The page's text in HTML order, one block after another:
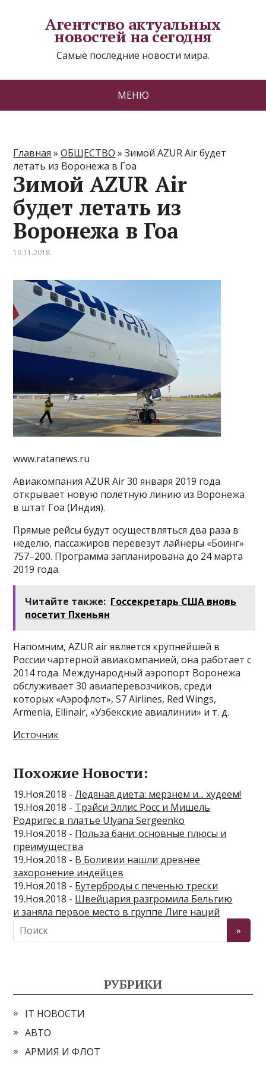
Агентство актуальных
новостей на сегодня
Самые последние новости мира.
МЕНЮ
Главная »ОБЩЕСТВО »Зимой AZUR Аir будет
летать из Воронежа в Гоа
Зимой AZUR Аir
будет летать из
Воронежа в Гоа
19.11.2018
www.ratanews.ru
Авиакомпания AZUR Air 30 января 2019 года
открывает новую полётную линию из Воронежа
в штат Гоа (Индия).
Прямые рейсы будут осуществляться два раза в
неделю, пассажиров перевезут лайнеры «Боинг»
757–200. Программа запланирована до 24 марта
2019 года.
Читайте также: Госсекретарь США вновь
посетит Пхеньян
Напомним, AZUR air является крупнейшей в
России чартерной авиакомпанией, она работает с
2014 года. Международный аэропорт Воронежа
обслуживает 30 авиаперевозчиков, среди
которых «Аэрофлот», S7 Airlines, Red Wings,
Armenia, Ellinair, «Узбекские авиалинии» и т. д.
Источник
Похожие Новости:
19.Ноя.2018 -Ледяная диета: мерзнем и... худеем!
19.Ноя.2018 - Трэйси Эллис Росс и Мишель
Родригес в платье Ulyana Sergeenko
19.Ноя.2018 - Польза бани: основные плюсы и
преимущества
19.Ноя.2018 - В Боливии нашли древнее
захоронение индейцев
19.Ноя.2018 - Бутерброды с печенью трески
19.Ноя.2018 - Швейцария разгромила Бельгию
и заняла первое место в группе Лиге наций
РУБРИКИ
IT НОВОСТИ
АВТО
АРМИЯ И ФЛОТ